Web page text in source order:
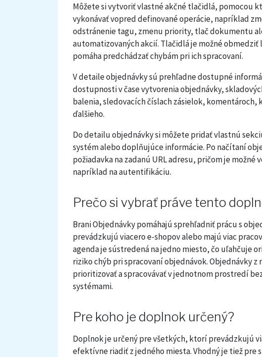
Môžete si vytvoriť vlastné akčné tlačidlá, pomocou
vykonávať vopred definované operácie, napríklad
odstránenie tagu, zmenu priority, tlač dokumentu
automatizovaných akcií. Tlačidlá je možné obmedziť
pomáha predchádzať chybám pri ich spracovaní.
V detaile objednávky sú prehľadne dostupné
dostupnosti v čase vytvorenia objednávky,
balenia, sledovacích číslach zásielok,
ďalšieho.
Do detailu objednávky si môžete pridať vlastnú
systém alebo doplňujúce informácie. Po načítaní
požiadavka na zadanú URL adresu, pričom je
napríklad na autentifikáciu.
Prečo si vybrať práve tento
Brani Objednávky pomáhajú sprehľadniť prácu s
prevádzkujú viacero e-shopov alebo majú viac
agenda je sústredená na jedno miesto, čo uľahčuje
riziko chýb pri spracovaní objednávok. Objednávky
prioritizovať a spracovávať v jednotnom prostredí
systémami.
Pre koho je doplnok určený?
Doplnok je určený pre všetkých, ktorí prevádzkujú
efektívne riadiť z jedného miesta. Vhodný je tiež pre